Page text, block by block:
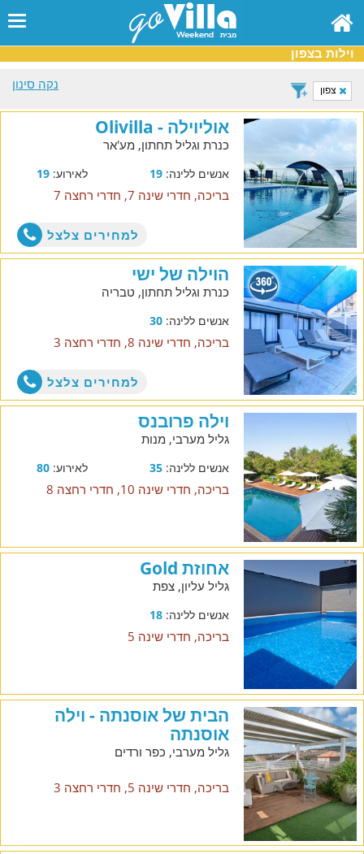
וילות בצפון
נקה סינון
צפון
אוליוילה - Olivilla
כנרת וגליל תחתון, מע'אר
אנשים ללינה:19 לאירוע:19
בריכה, חדרי שינה 7, חדרי רחצה 7
למחירים צלצל
הוילה של ישי
כנרת וגליל תחתון, טבריה
אנשים ללינה:30
בריכה, חדרי שינה 8, חדרי רחצה 3
למחירים צלצל
וילה פרובנס
גליל מערבי, מנות
אנשים ללינה:35 לאירוע:80
בריכה, חדרי שינה 10, חדרי רחצה 8
אחוזת Gold
גליל עליון, צפת
אנשים ללינה:18
בריכה, חדרי שינה 5
הבית של אוסנתה - וילה
אוסנתה
גליל מערבי, כפר ורדים
בריכה, חדרי שינה 5, חדרי רחצה 3